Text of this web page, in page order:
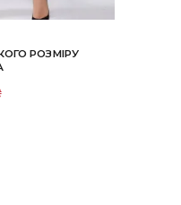
РОЗМІРУ